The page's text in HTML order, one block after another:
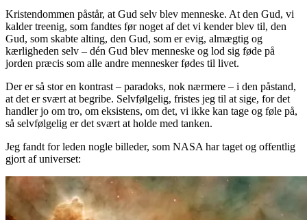
Kristendommen påstår, at Gud selv blev menneske. At den Gud, vi
kalder treenig, som fandtes før noget af det vi kender blev til, den
Gud, som skabte alting, den Gud, som er evig, almægtig og
kærligheden selv – dén Gud blev menneske og lod sig føde på
jorden præcis som alle andre mennesker fødes til livet.
Der er så stor en kontrast – paradoks, nok nærmere – i den påstand,
at det er svært at begribe. Selvfølgelig, fristes jeg til at sige, for det
handler jo om tro, om eksistens, om det, vi ikke kan tage og føle på,
så selvfølgelig er det svært at holde med tanken.
Jeg fandt for leden nogle billeder, som NASA har taget og offentlig
gjort af universet: